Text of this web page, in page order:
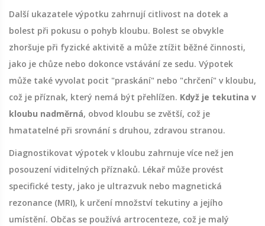
Další ukazatele výpotku zahrnují citlivost na dotek a
bolest při pokusu o pohyb kloubu. Bolest se obvykle
zhoršuje při fyzické aktivitě a může ztížit běžné činnosti,
jako je chůze nebo dokonce vstávání ze sedu. Výpotek
může také vyvolat pocit "praskání" nebo "chrčení" v kloubu,
což je příznak, který nemá být přehlížen. Když je tekutina v
kloubu nadměrná, obvod kloubu se zvětší, což je
hmatatelné při srovnání s druhou, zdravou stranou.
Diagnostikovat výpotek v kloubu zahrnuje více než jen
posouzení viditelných příznaků. Lékař může provést
specifické testy, jako je ultrazvuk nebo magnetická
rezonance (MRI), k určení množství tekutiny a jejího
umístění. Občas se používá artrocenteze, což je malý